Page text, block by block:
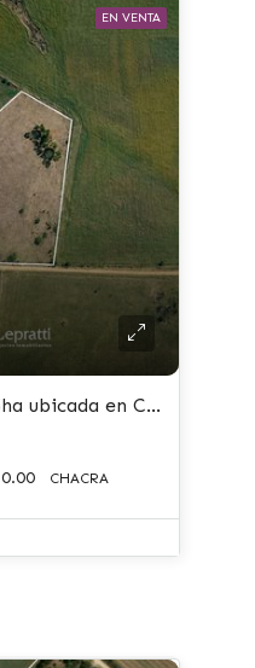
EN VENTA
Chacra en venta de 5ha ubicada en Cufre
0.00 CHACRA